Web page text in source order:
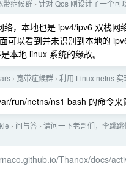
带症候群 › 针对 Qos 刚设计了一个可
，本地也是 ipv4/ipv6 双栈
可以看到并未识别到本地的
本地 linux 系统的缘故。
› 宽带症候群 › 利用 Linux netns 实
run/netns/ns1 bash 的命令
› 问与答 › 请问一下老哥们，李跳
Thanox/docs/